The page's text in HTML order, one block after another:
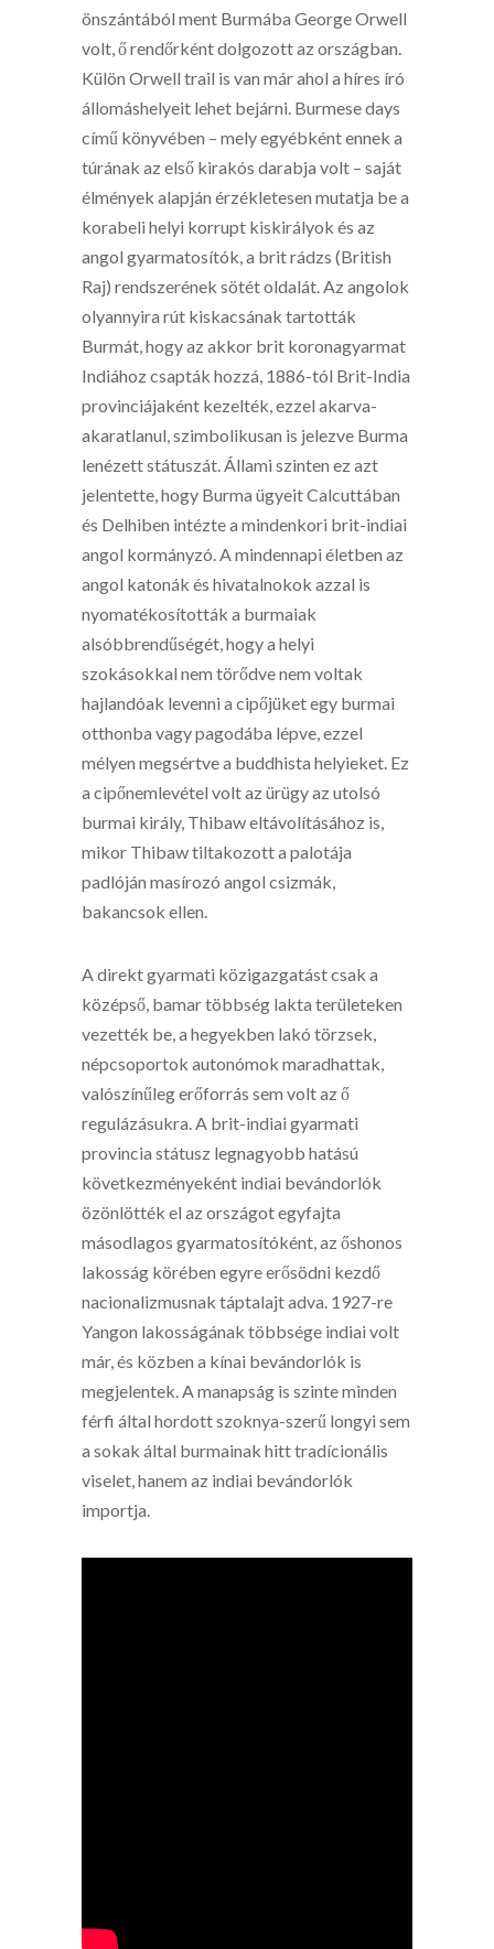
önszántából ment Burmába George Orwell
volt, ő rendőrként dolgozott az országban.
Külön Orwell trail is van már ahol a híres író
állomáshelyeit lehet bejárni. Burmese days
című könyvében – mely egyébként ennek a
túrának az első kirakós darabja volt – saját
élmények alapján érzékletesen mutatja be a
korabeli helyi korrupt kiskirályok és az
angol gyarmatosítók, a brit rádzs (British
Raj) rendszerének sötét oldalát. Az angolok
olyannyira rút kiskacsának tartották
Burmát, hogy az akkor brit koronagyarmat
Indiához csapták hozzá, 1886-tól Brit-India
provinciájaként kezelték, ezzel akarva-
akaratlanul, szimbolikusan is jelezve Burma
lenézett státuszát. Állami szinten ez azt
jelentette, hogy Burma ügyeit Calcuttában
és Delhiben intézte a mindenkori brit-indiai
angol kormányzó. A mindennapi életben az
angol katonák és hivatalnokok azzal is
nyomatékosították a burmaiak
alsóbbrendűségét, hogy a helyi
szokásokkal nem törődve nem voltak
hajlandóak levenni a cipőjüket egy burmai
otthonba vagy pagodába lépve, ezzel
mélyen megsértve a buddhista helyieket. Ez
a cipőnemlevétel volt az ürügy az utolsó
burmai király, Thibaw eltávolításához is,
mikor Thibaw tiltakozott a palotája
padlóján masírozó angol csizmák,
bakancsok ellen.
A direkt gyarmati közigazgatást csak a
középső, bamar többség lakta területeken
vezették be, a hegyekben lakó törzsek,
népcsoportok autonómok maradhattak,
valószínűleg erőforrás sem volt az ő
regulázásukra. A brit-indiai gyarmati
provincia státusz legnagyobb hatású
következményeként indiai bevándorlók
özönlötték el az országot egyfajta
másodlagos gyarmatosítóként, az őshonos
lakosság körében egyre erősödni kezdő
nacionalizmusnak táptalajt adva. 1927-re
Yangon lakosságának többsége indiai volt
már, és közben a kínai bevándorlók is
megjelentek. A manapság is szinte minden
férfi által hordott szoknya-szerű longyi sem
a sokak által burmainak hitt tradícionális
viselet, hanem az indiai bevándorlók
importja.